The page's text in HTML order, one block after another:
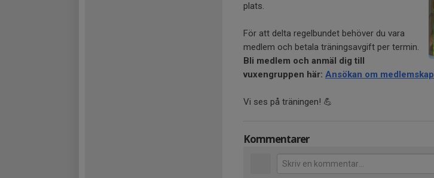
plats.
För att delta regelbundet behöver du vara
medlem och betala träningsavgift per termin.
Bli medlem och anmäl dig till
vuxengruppen här: Ansökan om medlemskap
Vi ses på träningen! 💪
Kommentarer